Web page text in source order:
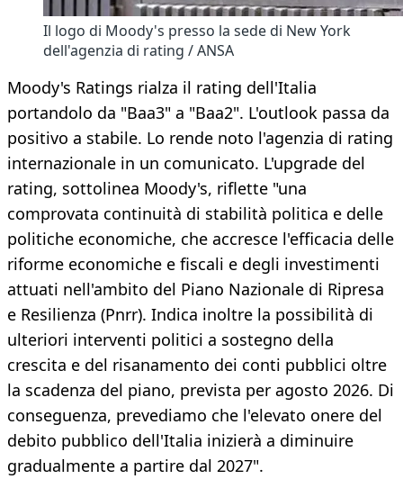
Il logo di Moody's presso la sede di New York
dell'agenzia di rating / ANSA
Moody's Ratings rialza il rating dell'Italia
portandolo da "Baa3" a "Baa2". L'outlook passa da
positivo a stabile. Lo rende noto l'agenzia di rating
internazionale in un comunicato. L'upgrade del
rating, sottolinea Moody's, riflette "una
comprovata continuità di stabilità politica e delle
politiche economiche, che accresce l'efficacia delle
riforme economiche e fiscali e degli investimenti
attuati nell'ambito del Piano Nazionale di Ripresa
e Resilienza (Pnrr). Indica inoltre la possibilità di
ulteriori interventi politici a sostegno della
crescita e del risanamento dei conti pubblici oltre
la scadenza del piano, prevista per agosto 2026. Di
conseguenza, prevediamo che l'elevato onere del
debito pubblico dell'Italia inizierà a diminuire
gradualmente a partire dal 2027".